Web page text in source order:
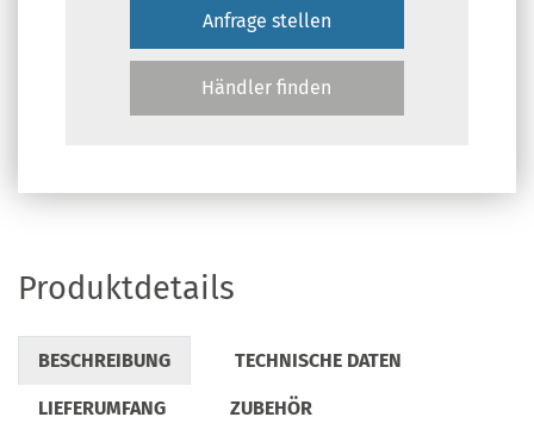
Anfrage stellen
Händler finden
Produktdetails
BESCHREIBUNG TECHNISCHE DATEN
LIEFERUMFANG ZUBEHÖR